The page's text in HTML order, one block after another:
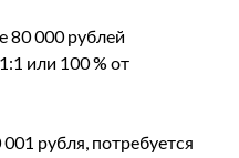
80 000 рублей
или 100 % от
рубля, потребуется